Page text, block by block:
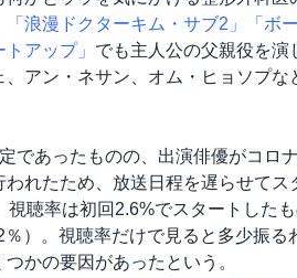
「浪漫ドクターキム・サブ2」 「ボ
トアップ」 でも主人公の父親役を演
アン・ネサン、オム・ヒョソプ
であったものの、出演俳優がコロ
れたため、放送日程を遅らせて
聴率は初回2.6%でスタートした
）。視聴率だけで見ると多少振る
かの要因があったという。